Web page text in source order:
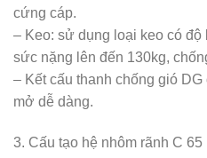
cứng cáp.
– Keo: sử dụng loại keo có
sức nặng lên đến 130kg,
– Kết cấu thanh chống gió
mở dễ dàng.
3. Cấu tạo hệ nhôm rãnh C 65